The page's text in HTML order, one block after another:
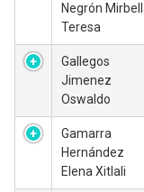
Negrón
Teresa
Gallegos
Jimenez
Oswaldo
Gamarra
Hernández
Elena Xitlali